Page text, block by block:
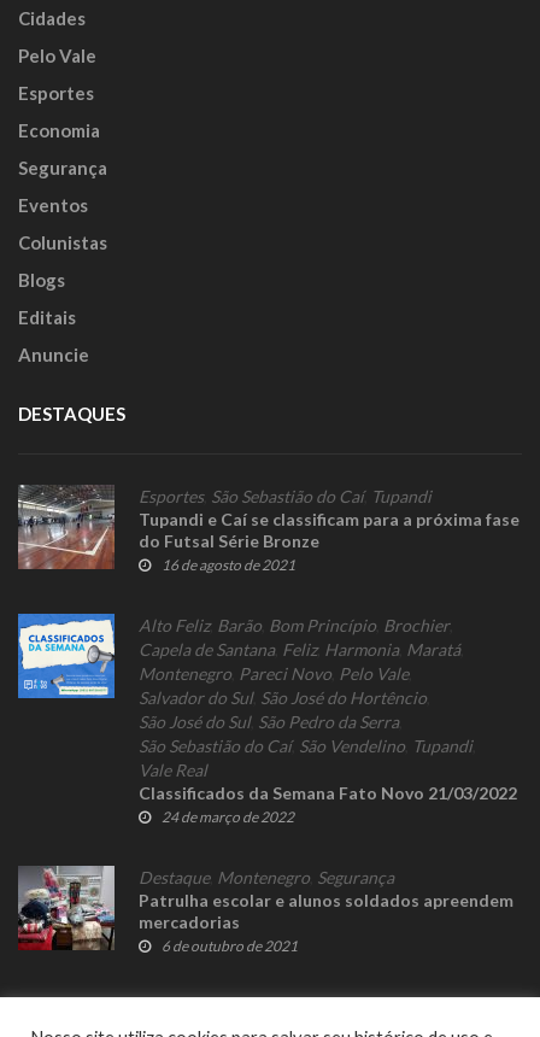
Cidades
Pelo Vale
Esportes
Economia
Segurança
Eventos
Colunistas
Blogs
Editais
Anuncie
DESTAQUES
Esportes, São Sebastião do Caí, Tupandi
Tupandi e Caí se classificam para a próxima fase
do Futsal Série Bronze
16 de agosto de 2021
Alto Feliz, Barão Bom Princípio Brochier,
Capela de Santana, Feliz, Harmonia, Maratá,
Montenegro Pareci Novo Pelo Vale,
Salvador do Sul, São José do Hortêncio
São José do Sul, São Pedro da Serra,
São Sebastião do Caí, São Vendelino Tupandi,
Vale Real
Classificados da Semana Fato Novo 21/03/2022
24 de março de 2022
Destaque, Montenegro Segurança
Patrulha escolar e alunos soldados apreendem
mercadorias
6 de outubro de 2021